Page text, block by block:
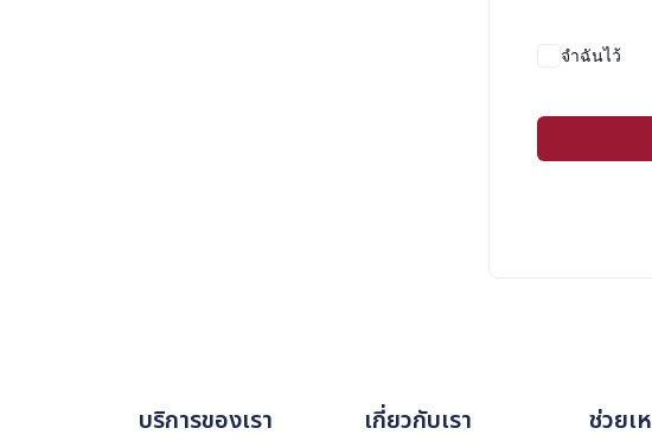
จำฉันไว้
บริการของเรา เกี่ยวกับเรา ช่วยเ